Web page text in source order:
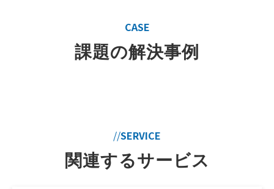
CASE
課題の解決事例
//SERVICE
関連するサービス